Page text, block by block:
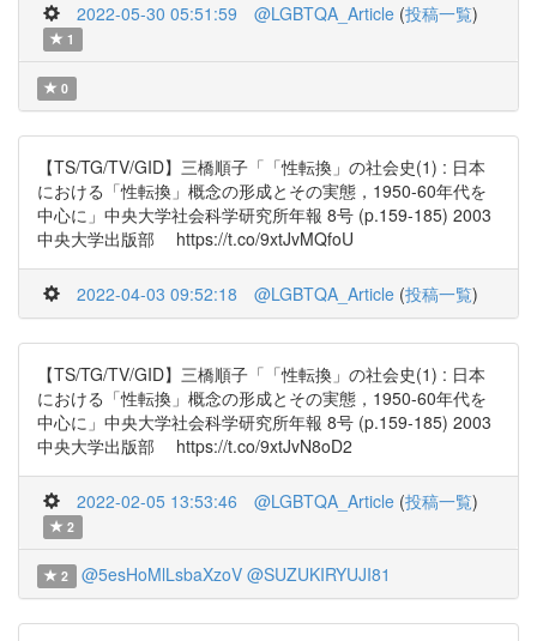
2022-05-30 05:51:59 @LGBTQA_Article (投稿一覧)
1
0
【TS/TG/TV/GID】三橋順子「「性転換」の社会史(1) : 日本
における「性転換」概念の形成とその実態，1950-60年代を
中心に」中央大学社会科学研究所年報 8号 (p.159-185) 2003
中央大学出版部 https://t.co/9xtJvMQfoU
2022-04-03 09:52:18 @LGBTQA_Article (投稿一覧)
【TS/TG/TV/GID】三橋順子「「性転換」の社会史(1) : 日本
における「性転換」概念の形成とその実態，1950-60年代を
中心に」中央大学社会科学研究所年報 8号 (p.159-185) 2003
中央大学出版部 https://t.co/9xtJvN8oD2
2022-02-05 13:53:46 @LGBTQA_Article (投稿一覧)
2
2 @5esHoMlLsbaXzoV @SUZUKIRYUJI81